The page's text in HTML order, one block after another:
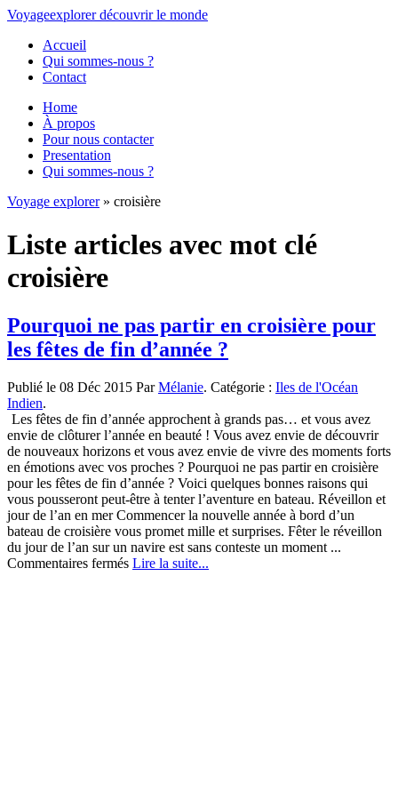
Voyageexplorer découvrirle monde
Accueil
Qui sommes-nous ?
Contact
Home
À propos
Pour nous contacter
Presentation
Qui sommes-nous ?
Voyage explorer» croisière
Liste articles avec mot clé
croisière
Pourquoi ne pas partir en croisière pour
les fêtes de fin d’année ?
Publié le 08 Déc 2015 ParMélanie. Catégorie : Iles de l'Océan
Indien.
Les fêtes de fin d’année approchent à grands pas… et vous avez
envie de clôturer l’année en beauté ! Vous avez envie de découvrir
de nouveaux horizons et vous avez envie de vivre des moments forts
en émotions avec vos proches ? Pourquoi ne pas partir en croisière
pour les fêtes de fin d’année ? Voici quelques bonnes raisons qui
vous pousseront peut-être à tenter l’aventure en bateau. Réveillon et
jour de l’an en mer Commencer la nouvelle année à bord d’un
bateau de croisière vous promet mille et surprises. Fêter le réveillon
du jour de l’an sur un navire est sans conteste un moment ...
Commentaires ferméssur
Lire la suite...